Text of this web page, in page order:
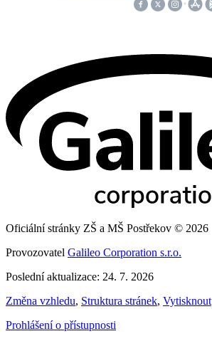
Oficiální stránky ZŠ a MŠ Postřekov © 2026
Provozovatel Galileo Corporation s.r.o.
Poslední aktualizace: 24. 7. 2026
Změna vzhledu, Struktura stránek, Vytisknout
Prohlášení o přístupnosti